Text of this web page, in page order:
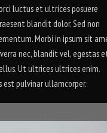
luctus et ultrices posuere
blandit dolor. Sed non
Morbi in ipsum sit
nec, blandit vel, egestas
Ut ultrices ultrices enim.
est pulvinar ullamcorper.